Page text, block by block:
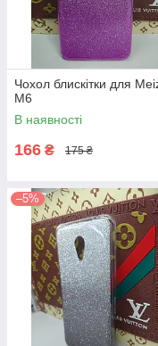
Чохол блискітки для
M6
В наявності
166 ₴ 175 ₴
–5%